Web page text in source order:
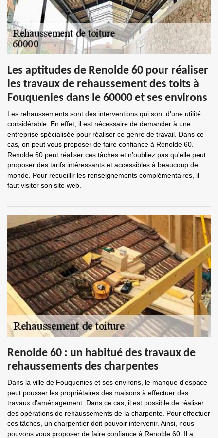
Les aptitudes de Renolde 60 pour réaliser
les travaux de rehaussement des toits à
Fouquenies dans le 60000 et ses environs
Les rehaussements sont des interventions qui sont d'une utilité
considérable. En effet, il est nécessaire de demander à une
entreprise spécialisée pour réaliser ce genre de travail. Dans ce
cas, on peut vous proposer de faire confiance à Renolde 60.
Renolde 60 peut réaliser ces tâches et n'oubliez pas qu'elle peut
proposer des tarifs intéressants et accessibles à beaucoup de
monde. Pour recueillir les renseignements complémentaires, il
faut visiter son site web.
Renolde 60 : un habitué des travaux de
rehaussements des charpentes
Dans la ville de Fouquenies et ses environs, le manque d'espace
peut pousser les propriétaires des maisons à effectuer des
travaux d'aménagement. Dans ce cas, il est possible de réaliser
des opérations de rehaussements de la charpente. Pour effectuer
ces tâches, un charpentier doit pouvoir intervenir. Ainsi, nous
pouvons vous proposer de faire confiance à Renolde 60. Il a